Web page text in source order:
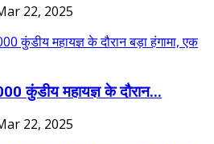
22, 2025
कुंडीय महायज्ञ के दौरान...
22, 2025